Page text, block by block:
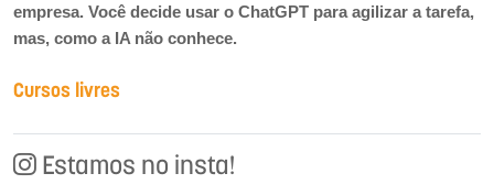
empresa. Você decide usar o ChatGPT para agilizar a tarefa,
mas, como a IA não conhece.
Cursos livres
Estamos no insta!